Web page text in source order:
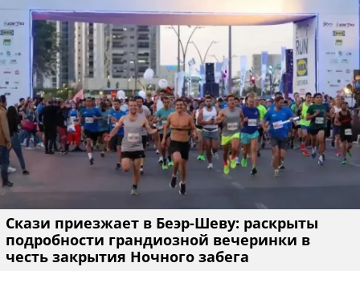
Скази приезжает в Беэр-Шеву: раскрыты
подробности грандиозной вечеринки в
честь закрытия Ночного забега